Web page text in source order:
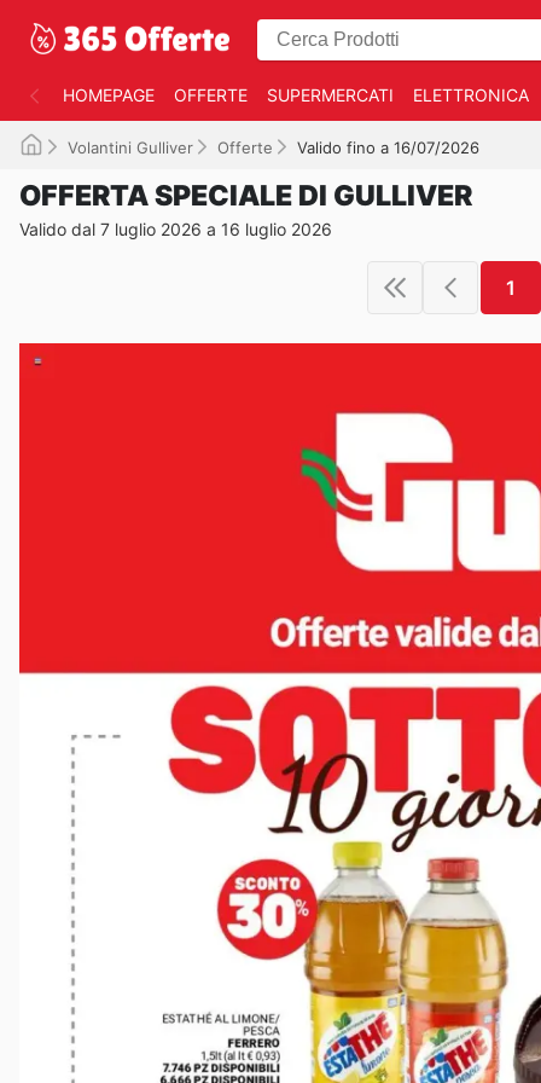
HOMEPAGE OFFERTE SUPERMERCATI ELETTRONICA
Volantini Gulliver Offerte Valido fino a 16/07/2026
OFFERTA SPECIALE DI GULLIVER
Valido dal 7 luglio 2026 a 16 luglio 2026
1